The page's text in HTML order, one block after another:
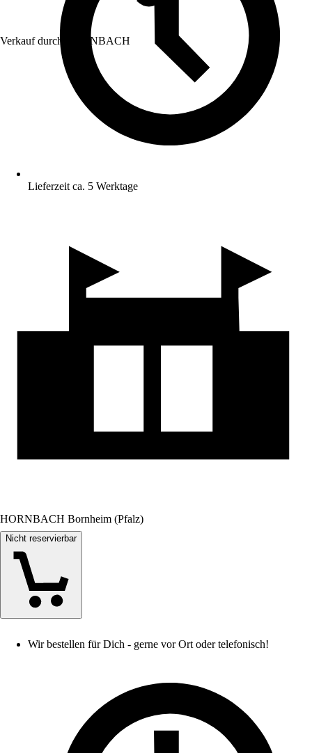
Verkauf durch: HORNBACH
Lieferzeit ca. 5 Werktage
HORNBACH Bornheim (Pfalz)
Nicht reservierbar
Wir bestellen für Dich - gerne vor Ort oder telefonisch!